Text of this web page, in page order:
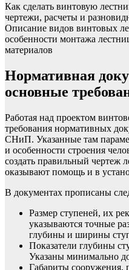
Как сделать винтовую
чертежи, расчеты и
Описание видов винтовых
особенности монтажа
материалов
Нормативная
основные
Работая над проектом
требования нормативных
СНиП. Указанные там
и особенности строения
создать правильный чертеж
оказывают помощь и в
В документах прописаны
Размер ступеней, их
указываются точные
глубины и ширины
Показатели глубины
Указаны минимально
Габариты сооружения,